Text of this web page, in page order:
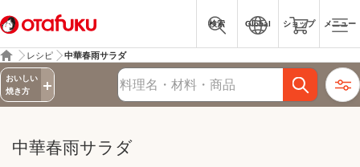
検索 Global ショップ メニュー
レシピ 中華春雨サラダ
おいしい
焼き方
レシピ検索
中華春雨サラダ